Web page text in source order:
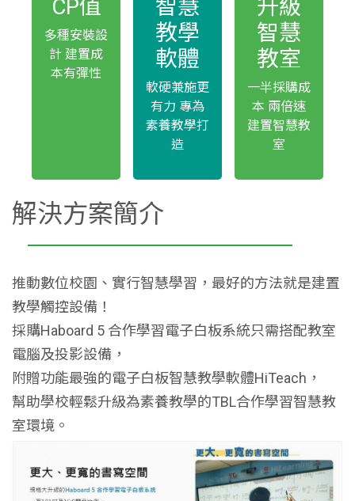
CP值
多種安裝設
計 建置成
本有彈性
智慧
教學
軟體
軟硬兼施更
有力 專為
素養教學打
造
升級
智慧
教室
一半採購成
本 兩倍速
建置智慧教
室
解決方案簡介
推動數位校園、實行智慧學習，最好的方法就是建置
教學觸控設備！
採購Haboard 5 合作學習電子白板系統只需搭配教室
電腦及投影設備，
附贈功能最強的電子白板智慧教學軟體HiTeach，
幫助學校輕鬆升級為素養教學的TBL合作學習智慧教
室環境。